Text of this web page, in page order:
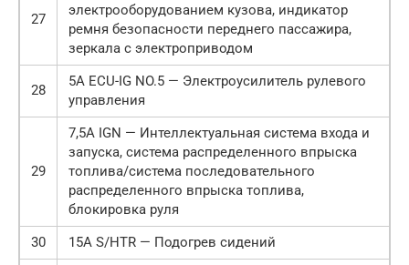
27
электрооборудованием кузова, индикатор
ремня безопасности переднего пассажира,
зеркала с электроприводом
28
5А ECU-IG NO.5 — Электроусилитель рулевого
управления
29
7,5А IGN — Интеллектуальная система входа и
запуска, система распределенного впрыска
топлива/система последовательного
распределенного впрыска топлива,
блокировка руля
30
15А S/HTR — Подогрев сидений